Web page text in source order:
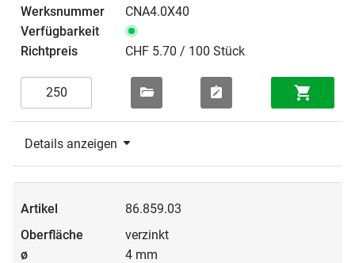
CNA4.0X40
CHF 5.70 / 100 Stück
Details anzeigen
86.859.03
verzinkt
4 mm